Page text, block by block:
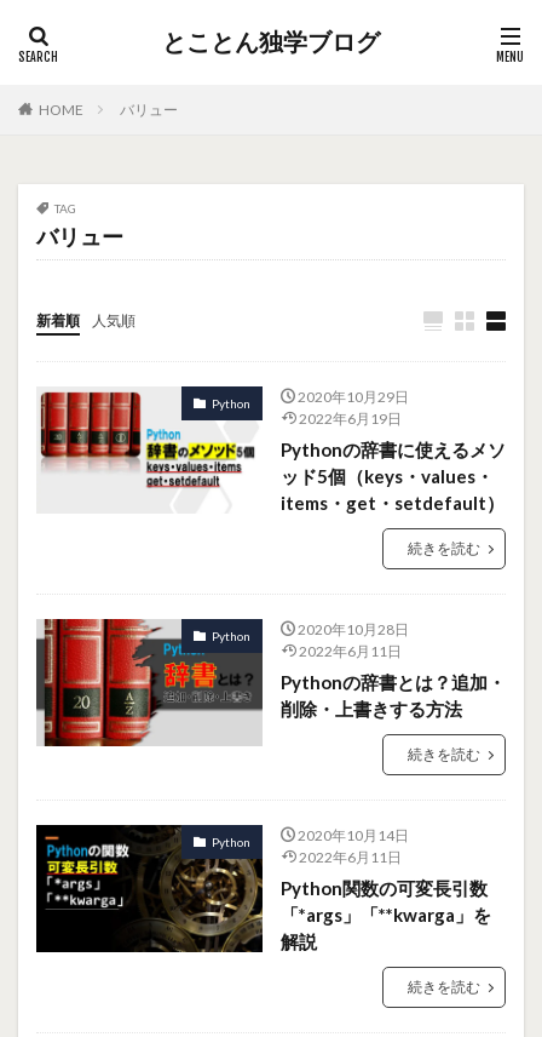
とことん独学ブログ
HOME バリュー
TAG
バリュー
新着順 人気順
Python
2020年10月29日
2022年6月19日
Pythonの辞書に使えるメソ
ッド5個（keys・values・
items・get・setdefault）
続きを読む
Python
2020年10月28日
2022年6月11日
Pythonの辞書とは？追加・
削除・上書きする方法
続きを読む
Python
2020年10月14日
2022年6月11日
Python関数の可変長引数
「*args」「**kwarga」を
解説
続きを読む